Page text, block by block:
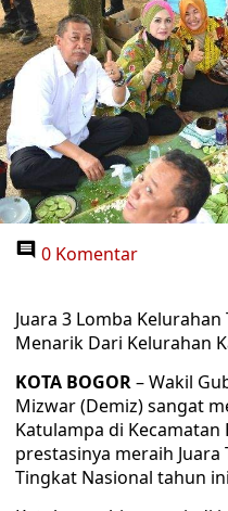
0 Komentar
Juara 3 Lomba
Menarik Dari Kelurahan
KOTA BOGOR– Wakil
Mizwar (Demiz) sangat
Katulampa di
prestasinya meraih
Tingkat Nasional tahun